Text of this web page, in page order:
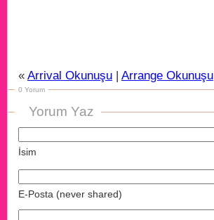
« Arrival Okunuşu | Arrange Okunuşu
0 Yorum
Yorum Yaz
İsim
E-Posta (never shared)